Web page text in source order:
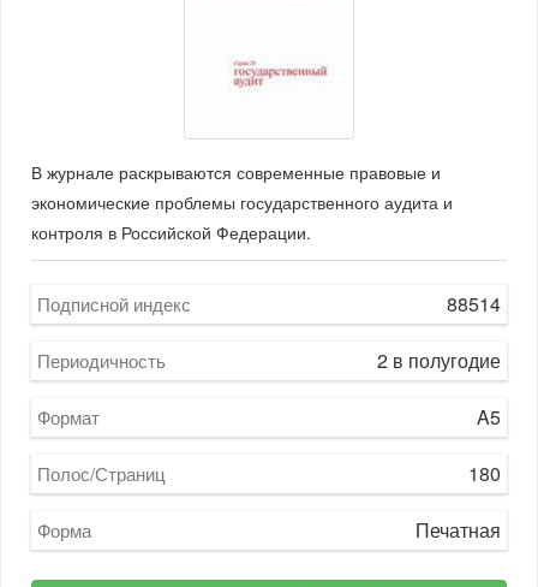
В журнале раскрываются современные правовые и
экономические проблемы государственного аудита и
контроля в Российской Федерации.
Подписной индекс 88514
Периодичность 2 в полугодие
Формат A5
Полос/Страниц 180
Форма Печатная